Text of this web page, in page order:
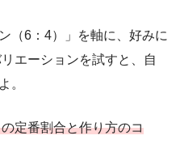
（6：4）」を軸に、好みに
エーションを試すと、自
。
定番割合と作り方のコ